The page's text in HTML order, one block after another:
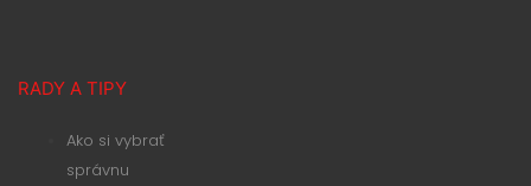
RADY A TIPY
Ako si vybrať
správnu